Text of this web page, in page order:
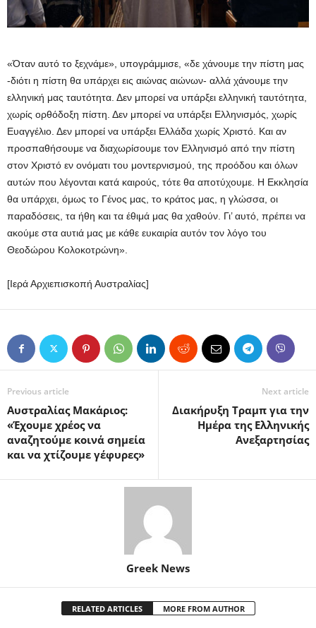
«Όταν αυτό το ξεχνάμε», υπογράμμισε, «δε χάνουμε την πίστη μας
-διότι η πίστη θα υπάρχει εις αιώνας αιώνων- αλλά χάνουμε την
ελληνική μας ταυτότητα. Δεν μπορεί να υπάρξει ελληνική ταυτότητα,
χωρίς ορθόδοξη πίστη. Δεν μπορεί να υπάρξει Ελληνισμός, χωρίς
Ευαγγέλιο. Δεν μπορεί να υπάρξει Ελλάδα χωρίς Χριστό. Και αν
προσπαθήσουμε να διαχωρίσουμε τον Ελληνισμό από την πίστη
στον Χριστό εν ονόματι του μοντερνισμού, της προόδου και όλων
αυτών που λέγονται κατά καιρούς, τότε θα αποτύχουμε. Η Εκκλησία
θα υπάρχει, όμως το Γένος μας, το κράτος μας, η γλώσσα, οι
παραδόσεις, τα ήθη και τα έθιμά μας θα χαθούν. Γι’ αυτό, πρέπει να
ακούμε στα αυτιά μας με κάθε ευκαιρία αυτόν τον λόγο του
Θεοδώρου Κολοκοτρώνη».
[Ιερά Αρχιεπισκοπή Αυστραλίας]
Previous article
Αυστραλίας Μακάριος:
«Έχουμε χρέος να
αναζητούμε κοινά σημεία
και να χτίζουμε γέφυρες»
Next article
Διακήρυξη Τραμπ για την
Ημέρα της Ελληνικής
Ανεξαρτησίας
Greek News
RELATED ARTICLES MORE FROM AUTHOR